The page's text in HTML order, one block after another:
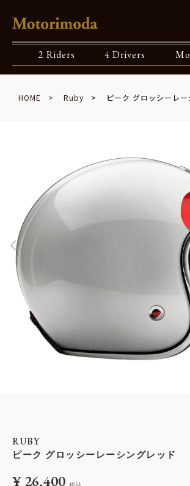
2 Riders 4 Drivers
HOME Ruby ピーク グロッシーレ
RUBY
ピーク グロッシーレーシングレッド
¥26,400